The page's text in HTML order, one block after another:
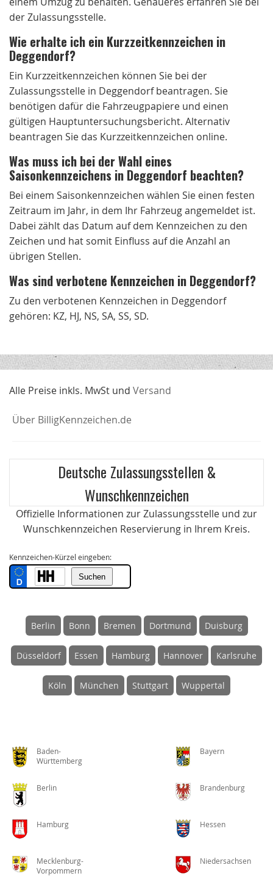
der Zulassungsstelle.
Wie erhalte ich ein Kurzzeitkennzeichen in
Deggendorf?
Ein Kurzzeitkennzeichen können Sie bei der
Zulassungsstelle in Deggendorf beantragen. Sie
benötigen dafür die Fahrzeugpapiere und einen
gültigen Hauptuntersuchungsbericht. Alternativ
beantragen Sie das Kurzzeitkennzeichen online.
Was muss ich bei der Wahl eines
Saisonkennzeichens in Deggendorf beachten?
Bei einem Saisonkennzeichen wählen Sie einen festen
Zeitraum im Jahr, in dem Ihr Fahrzeug angemeldet ist.
Dabei zählt das Datum auf dem Kennzeichen zu den
Zeichen und hat somit Einfluss auf die Anzahl an
übrigen Stellen.
Was sind verbotene Kennzeichen in Deggendorf?
Zu den verbotenen Kennzeichen in Deggendorf
gehören: KZ, HJ, NS, SA, SS, SD.
Alle Preise inkls. MwSt und Versand
Über BilligKennzeichen.de
Deutsche Zulassungsstellen &
Wunschkennzeichen
Offizielle Informationen zur Zulassungsstelle und zur
Wunschkennzeichen Reservierung in Ihrem Kreis.
Kennzeichen-Kürzel eingeben:
Berlin Bonn Bremen Dortmund Duisburg
Düsseldorf Essen Hamburg Hannover Karlsruhe
Köln München Stuttgart Wuppertal
Baden-
Württemberg
Bayern
Berlin Brandenburg
Hamburg Hessen
Mecklenburg-
Vorpommern
Niedersachsen